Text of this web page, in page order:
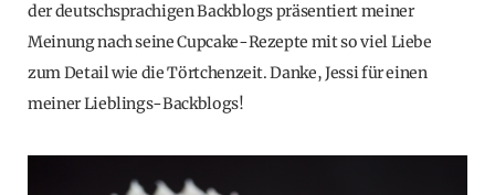
der deutschsprachigen Backblogs präsentiert meiner
Meinung nach seine Cupcake-Rezepte mit so viel Liebe
zum Detail wie die Törtchenzeit. Danke, Jessi für einen
meiner Lieblings-Backblogs!